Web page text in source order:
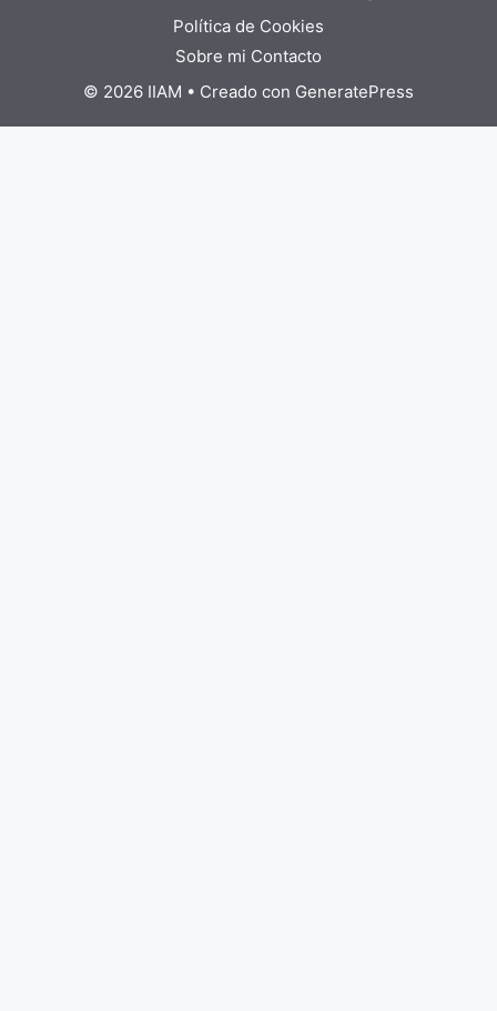
Política de Cookies
Sobre mi Contacto
© 2026 IIAM • Creado con GeneratePress